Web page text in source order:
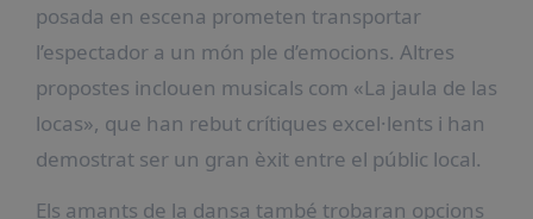
posada en escena prometen transportar
l’espectador a un món ple d’emocions. Altres
propostes inclouen musicals com «La jaula de las
locas», que han rebut crítiques excel·lents i han
demostrat ser un gran èxit entre el públic local.
Els amants de la dansa també trobaran opcions